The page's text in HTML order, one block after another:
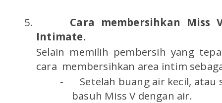
5.
Cara membersihkan Miss
Intimate.
Selain memilih pembersih yang
cara membersihkan area intim
-
Setelah buang air kecil,
basuh Miss V dengan air.